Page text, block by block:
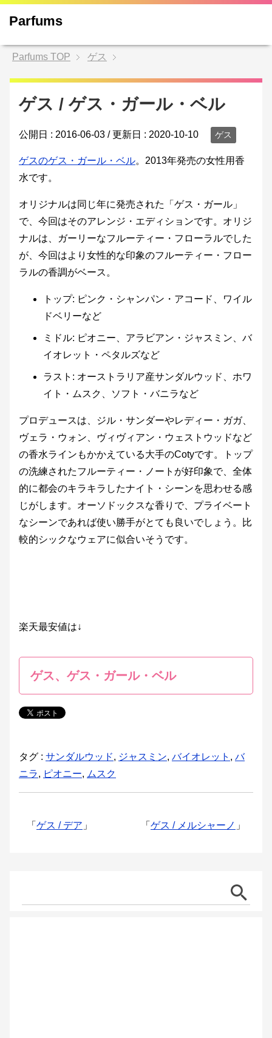
Parfums
Parfums TOP ゲス
ゲス / ゲス・ガール・ベル
公開日 : 2016-06-03 / 更新日 : 2020-10-10 ゲス
ゲスのゲス・ガール・ベル。2013年発売の女性用香
水です。
オリジナルは同じ年に発売された「ゲス・ガール」
で、今回はそのアレンジ・エディションです。オリジ
ナルは、ガーリーなフルーティー・フローラルでした
が、今回はより女性的な印象のフルーティー・フロー
ラルの香調がベース。
トップ: ピンク・シャンパン・アコード、ワイル
ドベリーなど
ミドル: ピオニー、アラビアン・ジャスミン、バ
イオレット・ペタルズなど
ラスト: オーストラリア産サンダルウッド、ホワ
イト・ムスク、ソフト・バニラなど
プロデュースは、ジル・サンダーやレディー・ガガ、
ヴェラ・ウォン、ヴィヴィアン・ウェストウッドなど
の香水ラインもかかえている大手のCotyです。トップ
の洗練されたフルーティー・ノートが好印象で、全体
的に都会のキラキラしたナイト・シーンを思わせる感
じがします。オーソドックスな香りで、プライベート
なシーンであれば使い勝手がとても良いでしょう。比
較的シックなウェアに似合いそうです。
楽天最安値は↓
ゲス、ゲス・ガール・ベル
タグ : サンダルウッド, ジャスミン, バイオレット , バ
ニラ, ピオニー, ムスク
「 ゲス / メルシャーノ 」
「 ゲス / デア 」